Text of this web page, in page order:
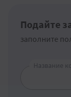
Подайте
заполните
Название